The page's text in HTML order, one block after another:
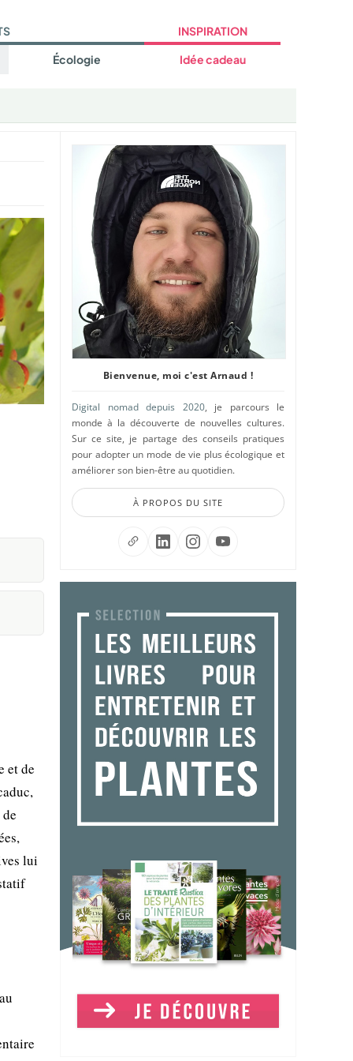
Écologie
INSPIRATION
Idée cadeau
et de
lui
Bienvenue, moi c'est Arnaud !
Digital nomad depuis 2020, je parcours le
monde à la découverte de nouvelles cultures.
Sur ce site, je partage des conseils pratiques
pour adopter un mode de vie plus écologique et
améliorer son bien-être au quotidien.
À PROPOS DU SITE